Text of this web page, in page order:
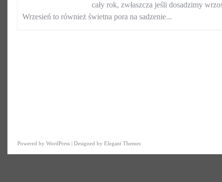
cały rok, zwłaszcza jeśli dosadzimy
Wrzesień to również świetna pora na sadzenie...
Powered by WordPress | Designed by Elegant Themes